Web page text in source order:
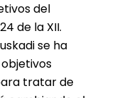
del
de la XII.
se ha
tratar de